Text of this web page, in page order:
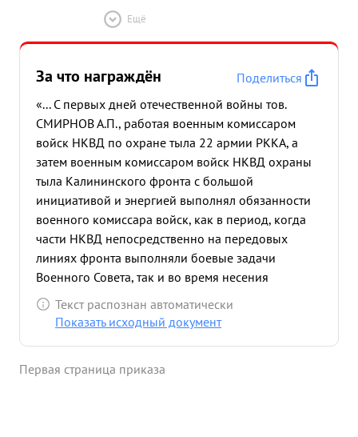
Ещё
За что награждён
Поделиться
«... С первых дней отечественной войны тов.
СМИРНОВ А.П., работая военным комиссаром
войск НКВД по охране тыла 22 армии РККА, а
затем военным комиссаром войск НКВД охраны
тыла Калининского фронта с большой
инициативой и энергией выполнял обязанности
военного комиссара войск, как в период, когда
части НКВД непосредственно на передовых
линиях фронта выполняли боевые задачи
Военного Совета, так и во время несения
войсками специальной службы по охране тыла
фронта. Осуществляя постоянную тесну ю личную
храбрым комиссаром. Итоги боевой деятельности
Текст распознан автоматически
Показать исходный документ
Первая страница приказа